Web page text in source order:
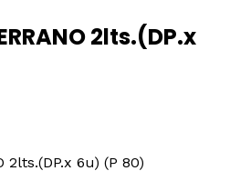
2lts.(DP.x
2lts.(DP.x 6u) (P 80)